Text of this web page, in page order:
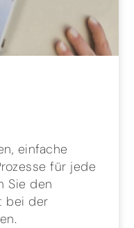
einfache
für jede
Sie den
bei der